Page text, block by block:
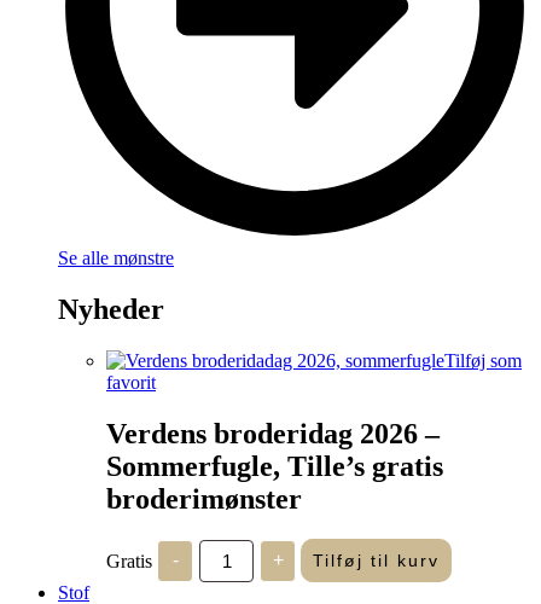
Se alle mønstre
Nyheder
Tilføj som
favorit
Verdens broderidag 2026 –
Sommerfugle, Tille’s gratis
broderimønster
Gratis -
Verdens
broderidag
2026
+ Tilføj til kurv
Stof